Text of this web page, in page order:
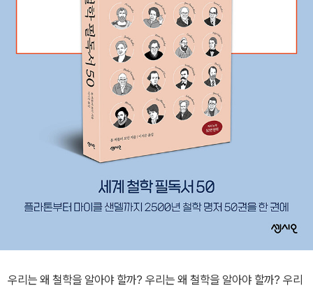
우리는 왜 철학을 알아야 할까? 우리는 왜 철학을 알아야 할까? 우리